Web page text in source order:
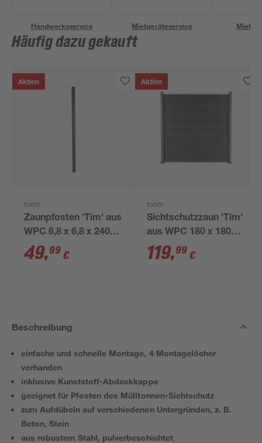
Handwerksservice Mietgeräteservice
Häufig dazu gekauft
Aktion
toom
Zaunpfosten 'Tim' aus
WPC 6,8 x 6,8 x 240
cm anthrazit
49,99 €
Aktion
toom
Sichtschutzzaun 'Tim'
aus WPC 180 x 180
cm anthrazit, ohne
Pfosten
119,99 €
Beschreibung
einfache und schnelle Montage, 4 Montagelöcher
vorhanden
inklusive Kunststoff-Abdeckkappe
geeignet für Pfosten des Mülltonnen-Sichtschutz
zum Aufdübeln auf verschiedenen Untergründen, z. B.
Beton, Stein
aus robustem Stahl, pulverbeschichtet